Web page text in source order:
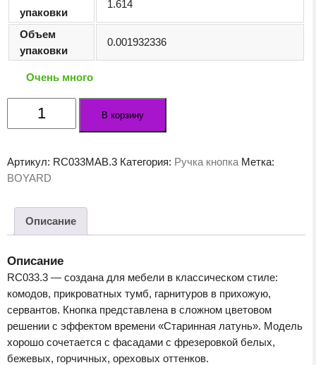
упаковки
1.614
Объем
упаковки
0.001932336
Очень много
Количество
товара
RC033MAB.3
В корзину
Артикул: RC033MAB.3 Категория: Ручка кнопка Метка:
BOYARD
Описание
Описание
RC033.3 — создана для мебели в классическом стиле:
комодов, прикроватных тумб, гарнитуров в прихожую,
сервантов. Кнопка представлена в сложном цветовом
решении с эффектом времени «Старинная латунь». Модель
хорошо сочетается с фасадами с фрезеровкой белых,
бежевых, горчичных, ореховых оттенков.